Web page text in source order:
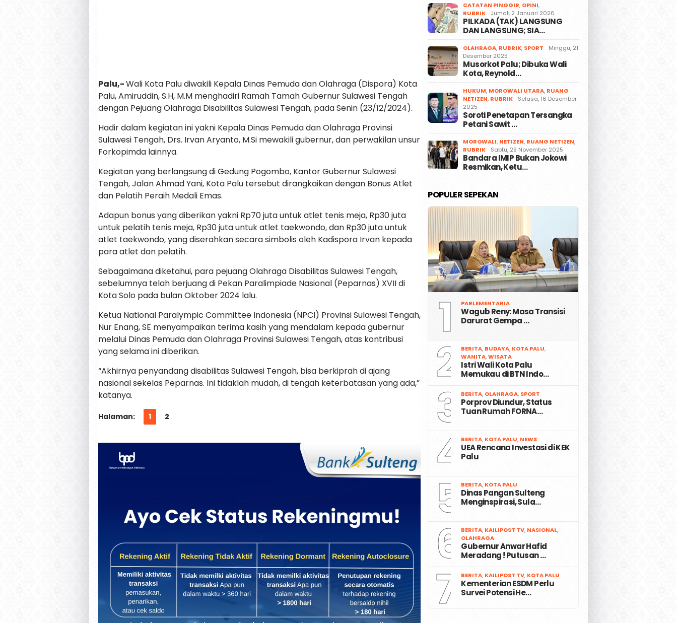
Palu,-Wali Kota Palu diwakili Kepala Dinas Pemuda dan Olahraga (Dispora) Kota
Palu, Amiruddin, S.H, M.M menghadiri Ramah Tamah Gubernur Sulawesi Tengah
dengan Pejuang Olahraga Disabilitas Sulawesi Tengah, pada Senin (23/12/2024).
Hadir dalam kegiatan ini yakni Kepala Dinas Pemuda dan Olahraga Provinsi
Sulawesi Tengah, Drs. Irvan Aryanto, M.Si mewakili gubernur, dan perwakilan unsur
Forkopimda lainnya.
Kegiatan yang berlangsung di Gedung Pogombo, Kantor Gubernur Sulawesi
Tengah, Jalan Ahmad Yani, Kota Palu tersebut dirangkaikan dengan Bonus Atlet
dan Pelatih Peraih Medali Emas.
Adapun bonus yang diberikan yakni Rp70 juta untuk atlet tenis meja, Rp30 juta
untuk pelatih tenis meja, Rp30 juta untuk atlet taekwondo, dan Rp30 juta untuk
atlet taekwondo, yang diserahkan secara simbolis oleh Kadispora Irvan kepada
para atlet dan pelatih.
Sebagaimana diketahui, para pejuang Olahraga Disabilitas Sulawesi Tengah,
sebelumnya telah berjuang di Pekan Paralimpiade Nasional (Peparnas) XVII di
Kota Solo pada bulan Oktober 2024 lalu.
Ketua National Paralympic Committee Indonesia (NPCI) Provinsi Sulawesi Tengah,
Nur Enang, SE menyampaikan terima kasih yang mendalam kepada gubernur
melalui Dinas Pemuda dan Olahraga Provinsi Sulawesi Tengah, atas kontribusi
yang selama ini diberikan.
“Akhirnya penyandang disabilitas Sulawesi Tengah, bisa berkiprah di ajang
nasional sekelas Peparnas. Ini tidaklah mudah, di tengah keterbatasan yang ada,”
katanya.
Halaman: 1 2
CATATAN PINGGIR, OPINI,
RUBRIK
Jumat, 2 Januari 2026
PILKADA (TAK) LANGSUNG
DAN LANGSUNG; SIA…
OLAHRAGA, RUBRIK, SPORT
Minggu, 21
Desember 2025
Musorkot Palu; Dibuka Wali
Kota, Reynold…
HUKUM, MOROWALI UTARA, RUANG
NETIZEN, RUBRIK
Selasa, 16 Desember
2025
Soroti Penetapan Tersangka
Petani Sawit …
MOROWALI, NETIZEN, RUANG NETIZEN,
RUBRIK
Sabtu, 29 November 2025
Bandara IMIP Bukan Jokowi
Resmikan, Ketu…
POPULER SEPEKAN
1 PARLEMENTARIA
Wagub Reny: Masa Transisi
Darurat Gempa …
2 BERITA, BUDAYA, KOTA PALU,
WANITA,WISATA
Istri Wali Kota Palu
Memukau di BTN Indo…
3 BERITA, OLAHRAGA, SPORT
Porprov Diundur, Status
Tuan Rumah FORNA…
4 BERITA, KOTA PALU, NEWS
UEA Rencana Investasi di KEK
Palu
5 BERITA, KOTA PALU
Dinas Pangan Sulteng
Menginspirasi, Sula…
6 BERITA, KAILIPOST TV, NASIONAL,
OLAHRAGA
Gubernur Anwar Hafid
Meradang ! Putusan …
7 BERITA, KAILIPOST TV, KOTA PALU
Kementerian ESDM Perlu
Survei Potensi He…